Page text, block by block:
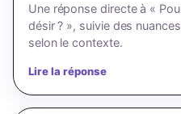
Une réponse directe à «
désir ? », suivie des
selon le contexte.
Lire la réponse